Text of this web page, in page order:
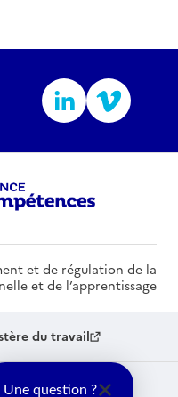
et de régulation de la
et de l’apprentissage
du travail
public.fr
Une question ?